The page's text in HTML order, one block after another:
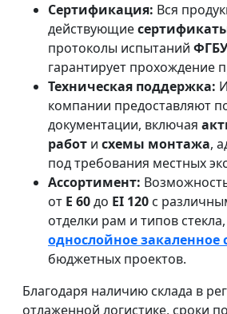
Сертификация: Вся
действующие
протоколы испытаний
гарантирует прохождение
Техническая поддержка:
компании предоставляют
документации, включая
работ и схемы монтажа,
под требования местных
Ассортимент:
от E 60до EI 120 с
отделки рам и типов
однослойное закаленное
бюджетных проектов.
Благодаря наличию склада в
отлаженной логистике, сроки